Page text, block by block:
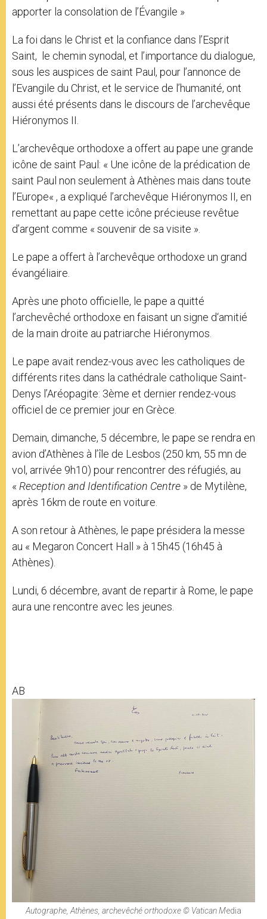
apporter la consolation de l’Évangile »
La foi dans le Christ et la confiance dans l’Esprit
Saint, le chemin synodal, et l’importance du dialogue,
sous les auspices de saint Paul, pour l’annonce de
l’Evangile du Christ, et le service de l’humanité, ont
aussi été présents dans le discours de l’archevêque
Hiéronymos II.
L’archevêque orthodoxe a offert au pape une grande
icône de saint Paul: « Une icône de la prédication de
saint Paul non seulement à Athènes mais dans toute
l’Europe« , a expliqué l’archevêque Hiéronymos II, en
remettant au pape cette icône précieuse revêtue
d’argent comme « souvenir de sa visite ».
Le pape a offert à l’archevêque orthodoxe un grand
évangéliaire.
Après une photo officielle, le pape a quitté
l’archevêché orthodoxe en faisant un signe d‘amitié
de la main droite au patriarche Hiéronymos.
Le pape avait rendez-vous avec les catholiques de
différents rites dans la cathédrale catholique Saint-
Denys l’Aréopagite: 3ème et dernier rendez-vous
officiel de ce premier jour en Grèce.
Demain, dimanche, 5 décembre, le pape se rendra en
avion d’Athènes à l’île de Lesbos (250 km, 55 mn de
vol, arrivée 9h10) pour rencontrer des réfugiés, au
« Reception and Identification Centre » de Mytilène,
après 16km de route en voiture.
A son retour à Athènes, le pape présidera la messe
au « Megaron Concert Hall » à 15h45 (16h45 à
Athènes).
Lundi, 6 décembre, avant de repartir à Rome, le pape
aura une rencontre avec les jeunes.
AB
Autographe, Athènes, archevêché orthodoxe © Vatican Media